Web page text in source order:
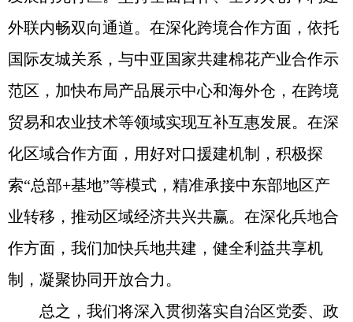
外联内畅双向通道。在深化跨境合作方面，依托
国际友城关系，与中亚国家共建棉花产业合作示
范区，加快布局产品展示中心和海外仓，在跨境
贸易和农业技术等领域实现互补互惠发展。在深
化区域合作方面，用好对口援建机制，积极探
索“总部+基地”等模式，精准承接中东部地区产
业转移，推动区域经济共兴共赢。在深化兵地合
作方面，我们加快兵地共建，健全利益共享机
制，凝聚协同开放合力。
总之，我们将深入贯彻落实自治区党委、政